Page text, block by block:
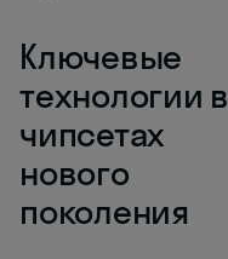
Ключевые
технологии в
чипсетах
нового
поколения